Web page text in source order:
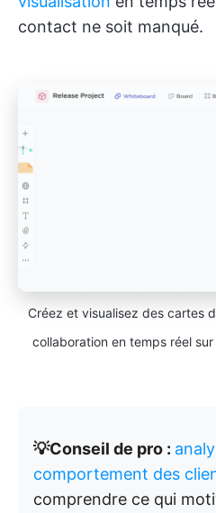
contact ne soit manqué.
Créez et visualisez des cartes
collaboration en temps réel
💡Conseil de pro :
comportement des
comprendre ce qui